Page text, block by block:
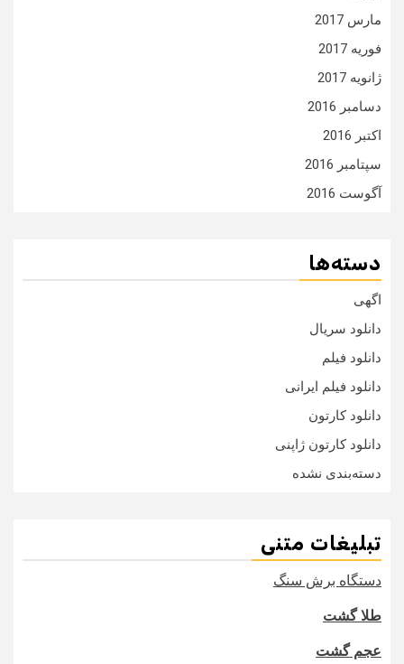
مارس 2017
فوریه 2017
ژانویه 2017
دسامبر 2016
اکتبر 2016
سپتامبر 2016
آگوست 2016
دسته‌ها
اگهی
دانلود سریال
دانلود فیلم
دانلود فیلم ایرانی
دانلود کارتون
دانلود کارتون ژاپنی
دسته‌بندی نشده
تبلیغات متنی
دستگاه برش سنگ
طلا گشت
عجم گشت